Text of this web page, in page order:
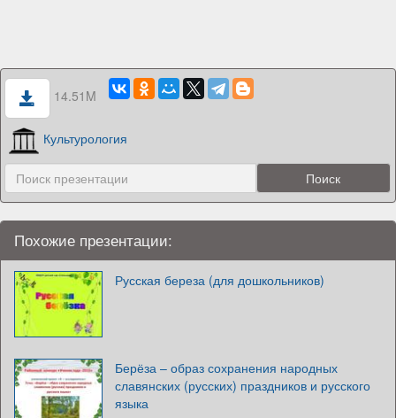
14.51M
Культурология
Похожие презентации:
Русская береза (для дошкольников)
Берёза – образ сохранения народных
славянских (русских) праздников и русского
языка